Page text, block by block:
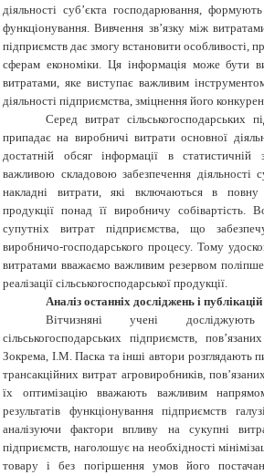
діяльності суб’єкта господарювання,
функціонування. Вивчення зв’язку між
підприємств дає змогу встановити особливості,
сферам економіки. Ця інформація може бути
витратами, яке виступає важливим
діяльності підприємства, зміцнення його
Серед витрат сільськогосподарських
припадає на виробничі витрати основної
достатній обсяг інформації в статистичній
важливою складовою забезпечення діяльності
накладні витрати, які включаються в повну
продукції понад її виробничу собівартість.
супутніх витрат підприємства, що
виробничо-господарського процесу. Тому
витратами вважаємо важливим резервом
реалізації сільськогосподарської продукції.
Аналіз останніх досліджень і публікацій
Вітчизняні учені
сільськогосподарських підприємств,
Зокрема, І.М. Паска та інші автори розглядають
трансакційних витрат агровиробників,
їх оптимізацію вважають важливим
результатів функціонування підприємств
аналізуючи фактори впливу на сукупні
підприємств, наголошує на необхідності
товару і без погіршення умов його